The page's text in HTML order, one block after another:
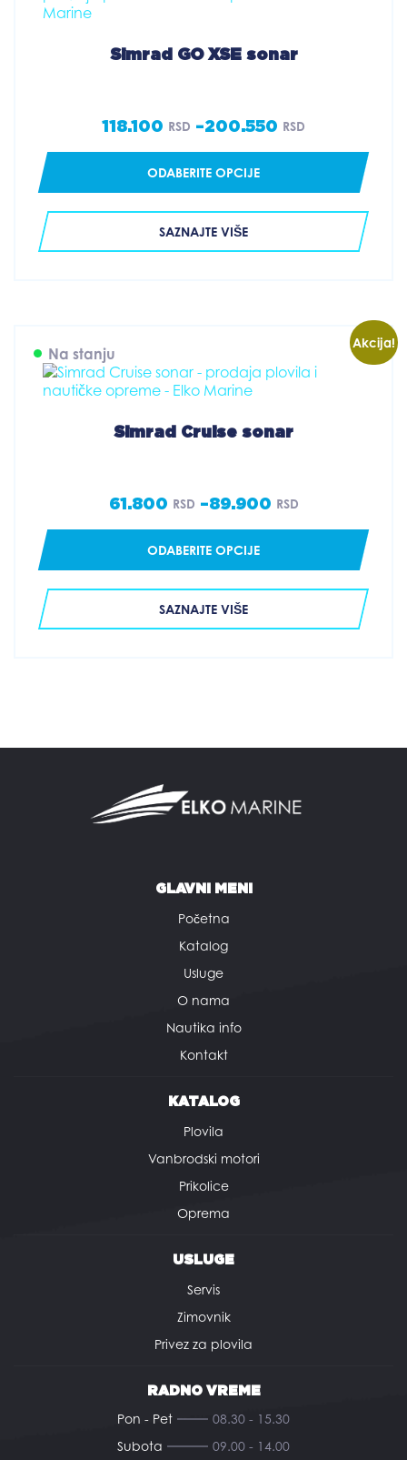
Simrad GO XSE sonar
118.100 RSD –200.550 RSD
Price
range:
118.100 RSD
through
200.550 RSD
ODABERITE OPCIJE
SAZNAJTE VIŠE
Na stanju
Akcija!
Simrad Cruise sonar
61.800 RSD –89.900 RSD
Price
range:
61.800 RSD
through
89.900 RSD
ODABERITE OPCIJE
SAZNAJTE VIŠE
GLAVNI MENI
Početna
Katalog
Usluge
O nama
Nautika info
Kontakt
KATALOG
Plovila
Vanbrodski motori
Prikolice
Oprema
USLUGE
Servis
Zimovnik
Privez za plovila
RADNO VREME
Pon - Pet
08.30 - 15.30
Subota
09.00 - 14.00